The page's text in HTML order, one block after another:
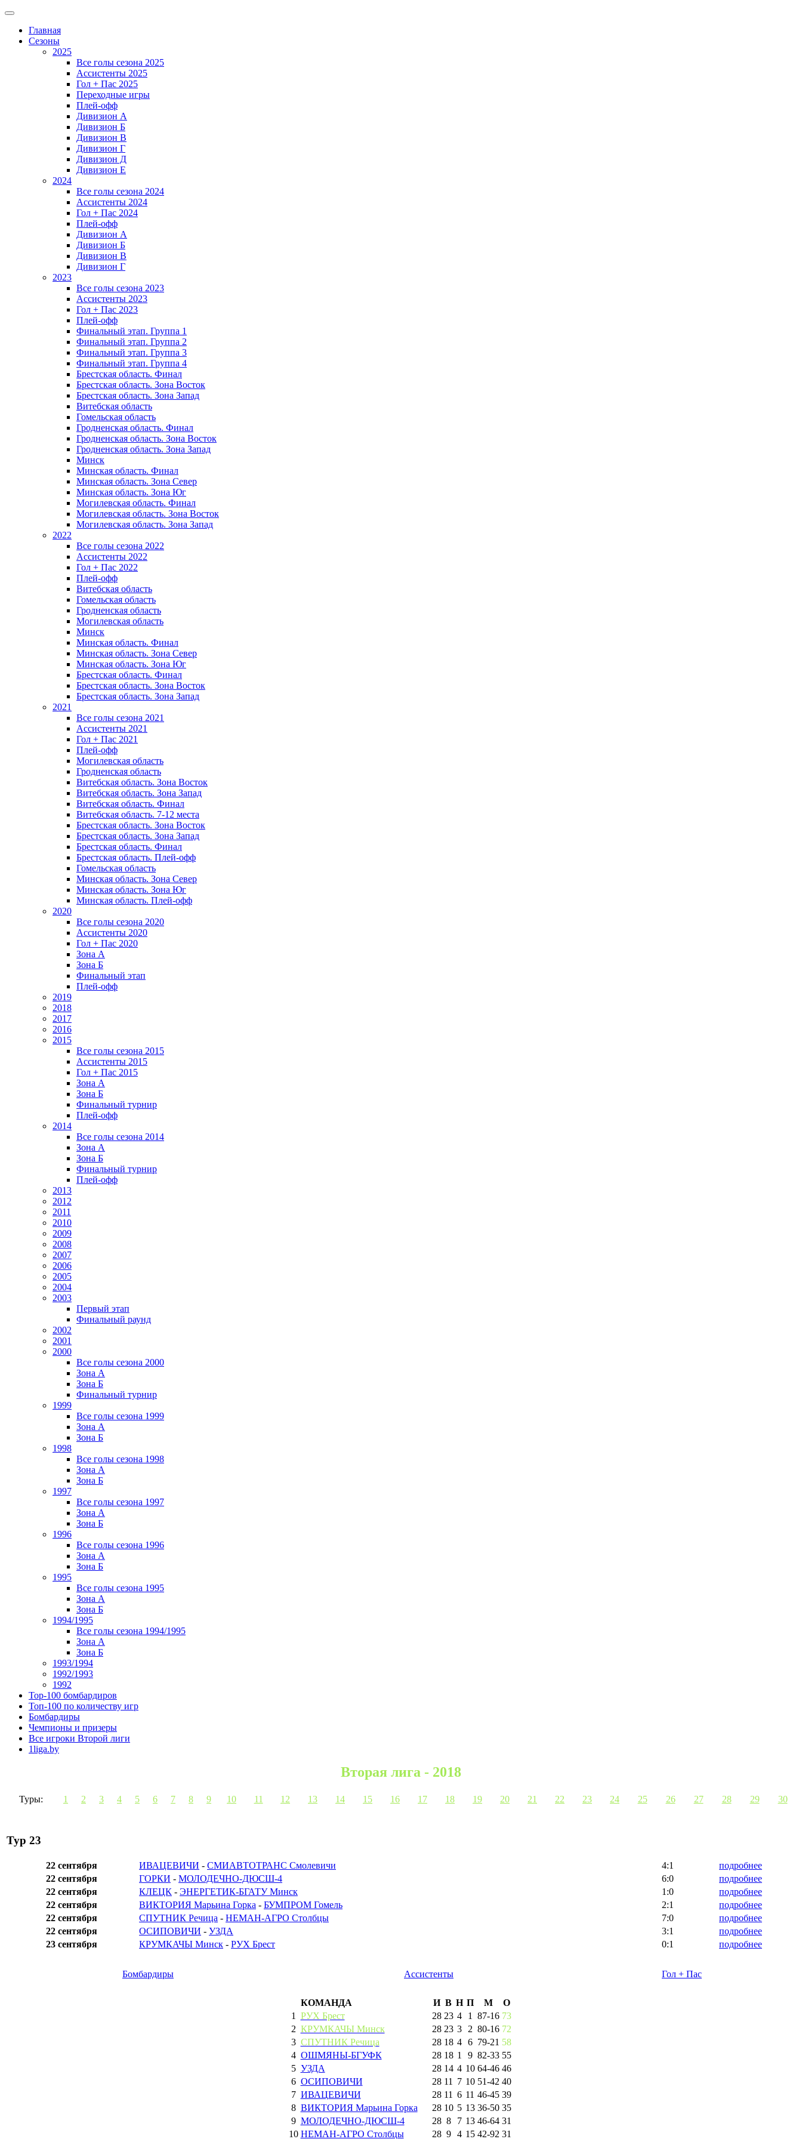
Главная
Сезоны
2025
Все голы сезона 2025
Ассистенты 2025
Гол + Пас 2025
Переходные игры
Плей-офф
Дивизион A
Дивизион Б
Дивизион В
Дивизион Г
Дивизион Д
Дивизион Е
2024
Все голы сезона 2024
Ассистенты 2024
Гол + Пас 2024
Плей-офф
Дивизион A
Дивизион Б
Дивизион В
Дивизион Г
2023
Все голы сезона 2023
Ассистенты 2023
Гол + Пас 2023
Плей-офф
Финальный этап. Группа 1
Финальный этап. Группа 2
Финальный этап. Группа 3
Финальный этап. Группа 4
Брестская область. Финал
Брестская область. Зона Восток
Брестская область. Зона Запад
Витебская область
Гомельская область
Гродненская область. Финал
Гродненская область. Зона Восток
Гродненская область. Зона Запад
Минск
Минская область. Финал
Минская область. Зона Север
Минская область. Зона Юг
Могилевская область. Финал
Могилевская область. Зона Восток
Могилевская область. Зона Запад
2022
Все голы сезона 2022
Ассистенты 2022
Гол + Пас 2022
Плей-офф
Витебская область
Гомельская область
Гродненская область
Могилевская область
Минск
Mинская область. Финал
Минская область. Зона Север
Минская область. Зона Юг
Брестская область. Финал
Брестская область. Зона Восток
Брестская область. Зона Запад
2021
Все голы сезона 2021
Ассистенты 2021
Гол + Пас 2021
Плей-офф
Могилевская область
Гродненская область
Витебская область. Зона Восток
Витебская область. Зона Запад
Витебская область. Финал
Витебская область. 7-12 места
Брестская область. Зона Восток
Брестская область. Зона Запад
Брестская область. Финал
Брестская область. Плей-офф
Гомельская область
Минская область. Зона Север
Минская область. Зона Юг
Минская область. Плей-офф
2020
Все голы сезона 2020
Ассистенты 2020
Гол + Пас 2020
Зона А
Зона Б
Финальный этап
Плей-офф
2019
2018
2017
2016
2015
Все голы сезона 2015
Ассистенты 2015
Гол + Пас 2015
Зона А
Зона Б
Финальный турнир
Плей-офф
2014
Все голы сезона 2014
Зона А
Зона Б
Финальный турнир
Плей-офф
2013
2012
2011
2010
2009
2008
2007
2006
2005
2004
2003
Первый этап
Финальный раунд
2002
2001
2000
Все голы сезона 2000
Зона А
Зона Б
Финальный турнир
1999
Все голы сезона 1999
Зона А
Зона Б
1998
Все голы сезона 1998
Зона А
Зона Б
1997
Все голы сезона 1997
Зона А
Зона Б
1996
Все голы сезона 1996
Зона А
Зона Б
1995
Все голы сезона 1995
Зона А
Зона Б
1994/1995
Все голы сезона 1994/1995
Зона А
Зона Б
1993/1994
1992/1993
1992
Top-100 бомбардиров
Топ-100 по количеству игр
Бомбардиры
Чемпионы и призеры
Все игроки Второй лиги
1liga.by
Вторая лига - 2018
Туры: 1 2 3 4 5 6 7 8 9 10 11 12 13 14 15 16 17 18 19 20 21 22 23 24 25 26 27 28 29 30
Тур 23
22 сентября ИВАЦЕВИЧИ - СМИАВТОТРАНС Смолевичи 4:1
подробнее
22 сентября
ГОРКИ - МОЛОДЕЧНО-ДЮСШ-4 6:0
подробнее
22 сентября
КЛЕЦК - ЭНЕРГЕТИК-БГАТУ Минск 1:0
подробнее
22 сентября
ВИКТОРИЯ Марьина Горка - БУМПРОМ Гомель 2:1
подробнее
22 сентября
СПУТНИК Речица - НЕМАН-АГРО Столбцы 7:0
подробнее
22 сентября
ОСИПОВИЧИ - УЗДА 3:1
подробнее
23 сентября
КРУМКАЧЫ Минск - РУХ Брест 0:1 подробнее
Бомбардиры Ассистенты Гол + Пас
КОМАНДА И В Н П М
О
1
РУХ Брест 28 23 4 1 87-16 73
2 КРУМКАЧЫ Минск 28 23 3 2 80-16 72
3 СПУТНИК Речица 28 18 4 6 79-21 58
4 ОШМЯНЫ-БГУФК 28 18 1 9 82-33 55
5 УЗДА 28 14 4 10 64-46 46
6 ОСИПОВИЧИ 28 11 7 10 51-42 40
7 ИВАЦЕВИЧИ 28 11 6 11 46-45 39
8 ВИКТОРИЯ Марьина Горка 28 10 5 13 36-50 35
9 МОЛОДЕЧНО-ДЮСШ-4 28 8 7 13 46-64 31
10 НЕМАН-АГРО Столбцы 28 9 4 15 42-92 31